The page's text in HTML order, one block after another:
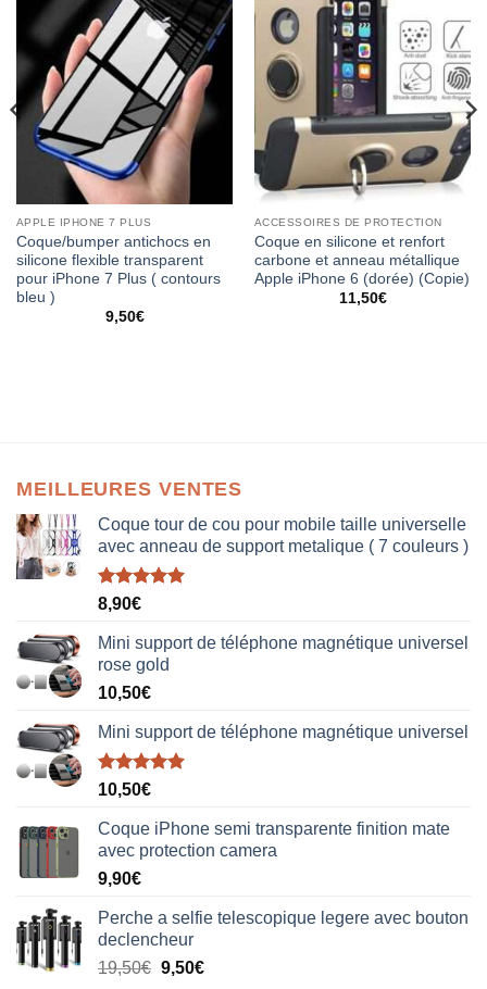
APPLE IPHONE 7 PLUS
Coque/bumper antichocs en
silicone flexible transparent
pour iPhone 7 Plus ( contours
bleu )
9,50€
ACCESSOIRES DE PROTECTION
Coque en silicone et renfort
carbone et anneau métallique
Apple iPhone 6 (dorée) (Copie)
11,50€
MEILLEURES VENTES
Coque tour de cou pour mobile taille universelle
avec anneau de support metalique ( 7 couleurs )
Note5.00
sur 5
8,90€
Mini support de téléphone magnétique universel
rose gold
10,50€
Mini support de téléphone magnétique universel
Note5.00
sur 5
10,50€
Coque iPhone semi transparente finition mate
avec protection camera
9,90€
Perche a selfie telescopique legere avec bouton
declencheur
19,50€ 9,50€